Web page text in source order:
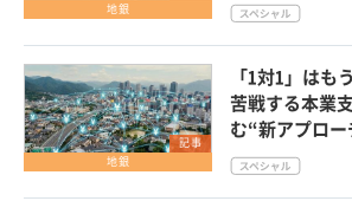
地銀
記事
地銀
「1対1」は
苦戦する本業
む“新アプロー